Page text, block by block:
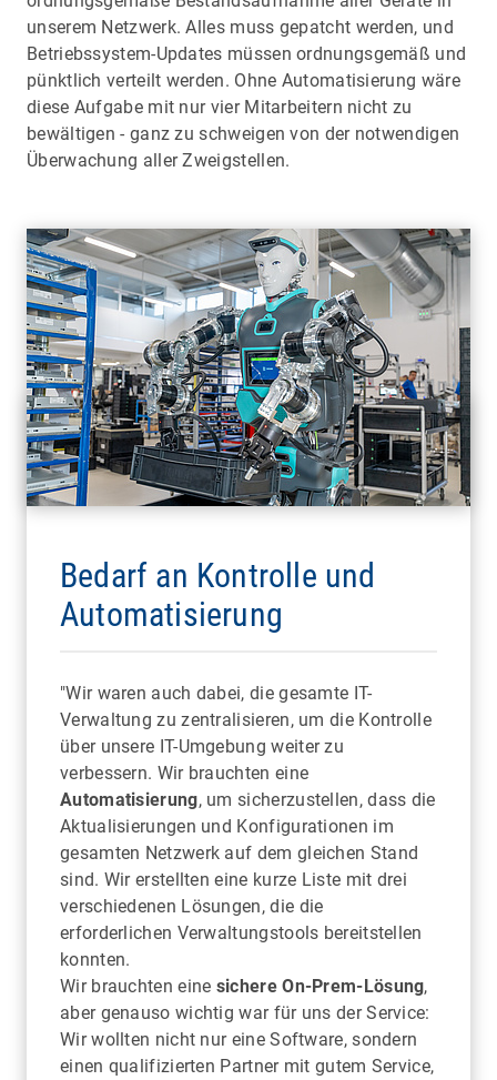
unserem Netzwerk. Alles muss gepatcht werden, und
Betriebssystem-Updates müssen ordnungsgemäß und
pünktlich verteilt werden. Ohne Automatisierung wäre
diese Aufgabe mit nur vier Mitarbeitern nicht zu
bewältigen - ganz zu schweigen von der notwendigen
Überwachung aller Zweigstellen.
Bedarf an Kontrolle und
Automatisierung
"Wir waren auch dabei, die gesamte IT-
Verwaltung zu zentralisieren, um die Kontrolle
über unsere IT-Umgebung weiter zu
verbessern. Wir brauchten eine
Automatisierung, um sicherzustellen, dass die
Aktualisierungen und Konfigurationen im
gesamten Netzwerk auf dem gleichen Stand
sind. Wir erstellten eine kurze Liste mit drei
verschiedenen Lösungen, die die
erforderlichen Verwaltungstools bereitstellen
konnten.
Wir brauchten eine sichere On-Prem-Lösung,
aber genauso wichtig war für uns der Service:
Wir wollten nicht nur eine Software, sondern
einen qualifizierten Partner mit gutem Service,